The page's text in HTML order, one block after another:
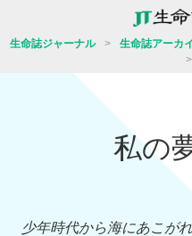
生命誌ジャーナル > 生命誌アーカ
>
私の
少年時代から海にあこが